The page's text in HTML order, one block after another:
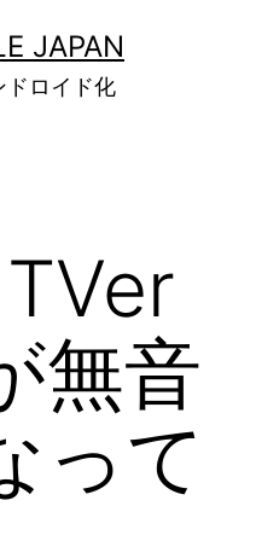
JAPAN
ドロイド化
無音
って